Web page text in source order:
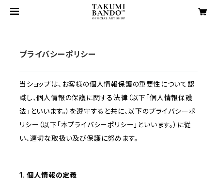
プライバシーポリシー
当ショップは、お客様の個人情報保護の重要性について認
識し、個人情報の保護に関する法律（以下「個人情報保護
法」といいます。）を遵守すると共に、以下のプライバシーポ
リシー（以下「本プライバシーポリシー」といいます。）に従
い、適切な取扱い及び保護に努めます。
1. 個人情報の定義